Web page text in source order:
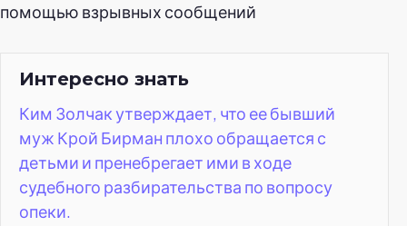
помощью взрывных сообщений
Интересно знать
Ким Золчак утверждает, что ее бывший
муж Крой Бирман плохо обращается с
детьми и пренебрегает ими в ходе
судебного разбирательства по вопросу
опеки.